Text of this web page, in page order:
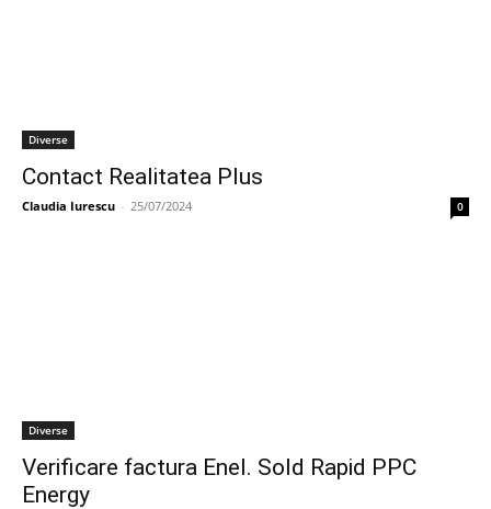
Diverse
Contact Realitatea Plus
Claudia Iurescu - 25/07/2024 0
Diverse
Verificare factura Enel. Sold Rapid PPC
Energy